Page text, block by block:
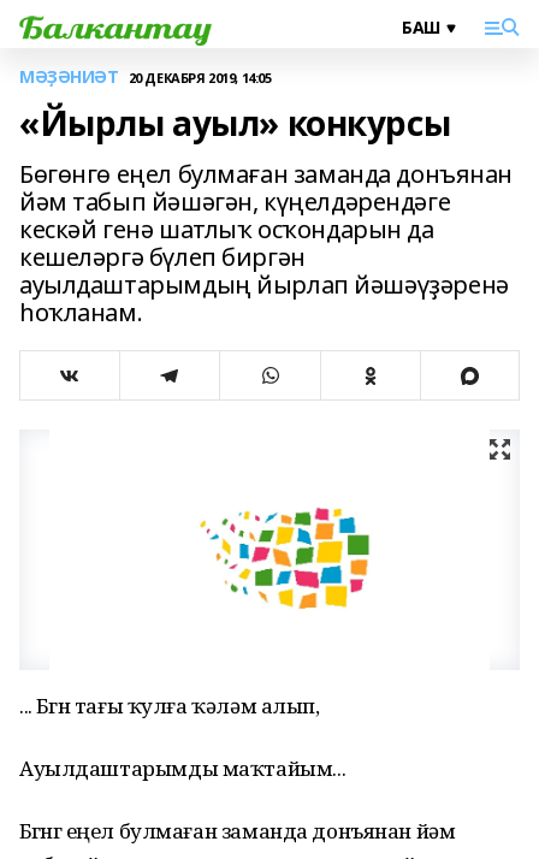
МӘҘӘНИӘТ 20 ДЕКАБРЯ 2019, 14:05
«Йырлы ауыл» конкурсы
Бөгөнгө еңел булмаған заманда донъянан
йәм табып йәшәгән, күңелдәрендәге
кескәй генә шатлыҡ осҡондарын да
кешеләргә бүлеп биргән
ауылдаштарымдың йырлап йәшәүҙәренә
һоҡланам.
... Бөгөн тағы ҡулға ҡәләм алып,
Ауылдаштарымды маҡтайым...
Бөгөнгө еңел булмаған заманда донъянан йәм